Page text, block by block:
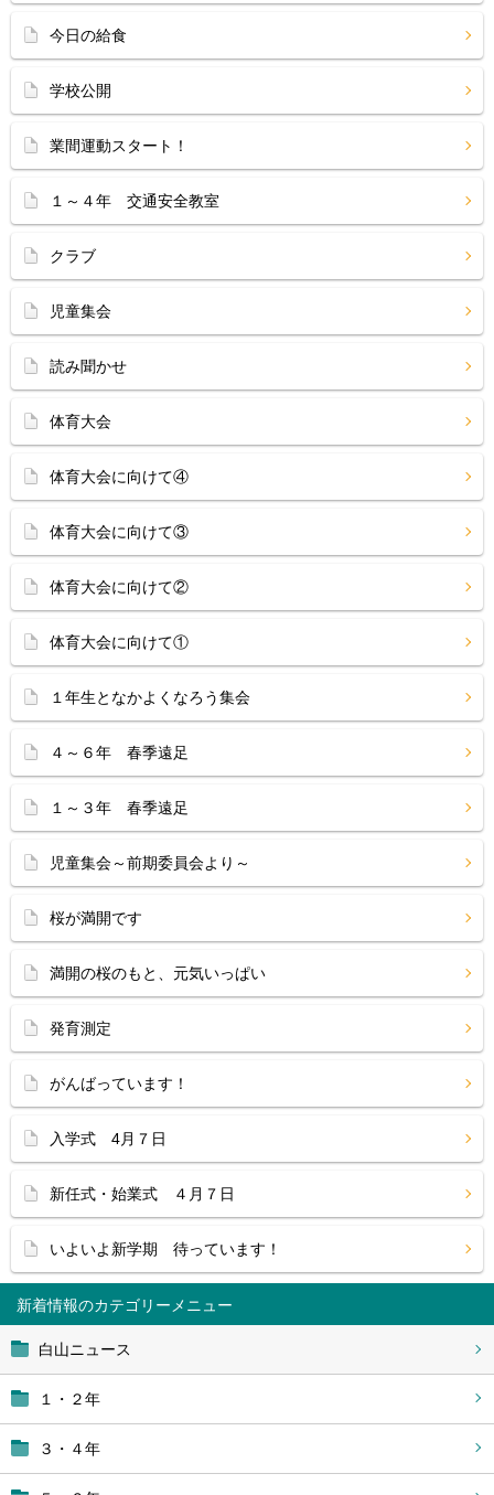
新着情報
白山ニュース
１・２年
３・４年
今日の給食
学校公開
業間運動スタート！
１～４年 交通安全教室
クラブ
児童集会
読み聞かせ
体育大会
体育大会に向けて④
体育大会に向けて③
体育大会に向けて②
体育大会に向けて①
１年生となかよくなろう集会
４～６年 春季遠足
１～３年 春季遠足
児童集会～前期委員会より～
桜が満開です
満開の桜のもと、元気いっぱい
発育測定
がんばっています！
入学式 4月７日
新任式・始業式 ４月７日
いよいよ新学期 待っています！